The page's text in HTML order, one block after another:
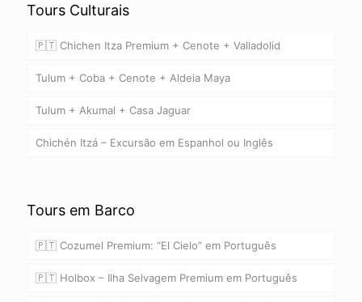
Tours Culturais
🇵🇹 Chichen Itza Premium + Cenote + Valladolid
Tulum + Coba + Cenote + Aldeia Maya
Tulum + Akumal + Casa Jaguar
Chichén Itzá – Excursão em Espanhol ou Inglês
Tours em Barco
🇵🇹 Cozumel Premium: “El Cielo” em Português
🇵🇹 Holbox – Ilha Selvagem Premium em Português